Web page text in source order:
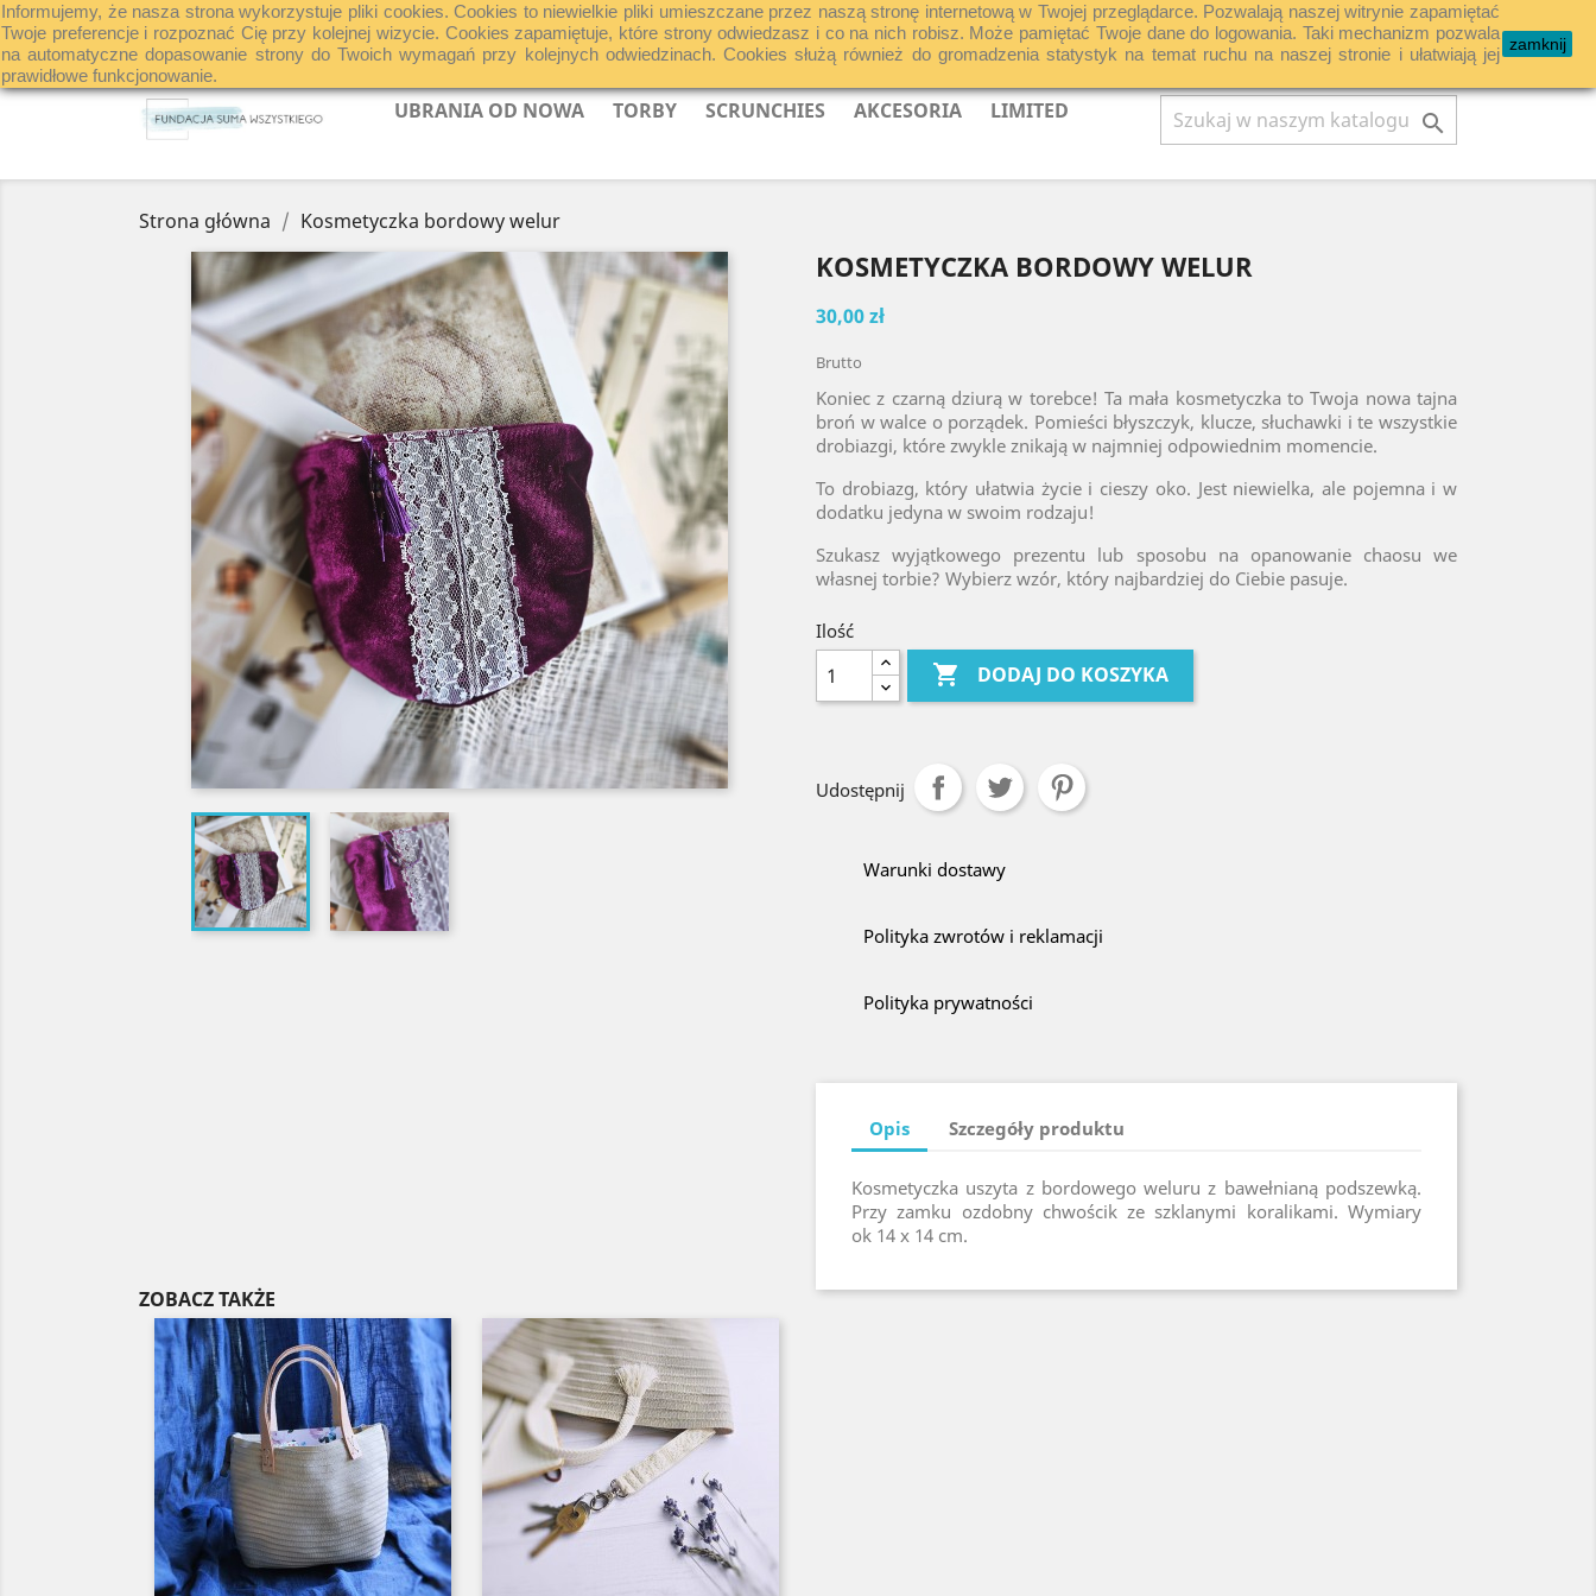
Informujemy, że nasza strona wykorzystuje pliki cookies. Cookies to niewielkie pliki umieszczane przez naszą stronę internetową w Twojej przeglądarce. Pozwalają naszej witrynie zapamiętać
Twoje preferencje i rozpoznać Cię przy kolejnej wizycie. Cookies zapamiętuje, które strony odwiedzasz i co na nich robisz. Może pamiętać Twoje dane do logowania. Taki mechanizm pozwala
na automatyczne dopasowanie strony do Twoich wymagań przy kolejnych odwiedzinach. Cookies służą również do gromadzenia statystyk na temat ruchu na naszej stronie i ułatwiają jej
prawidłowe funkcjonowanie.
zamknij
Kontakt z nami  Zaloguj się shopping_cartKoszyk(0)
UBRANIA OD NOWA TORBY SCRUNCHIES AKCESORIA LIMITED 
Strona główna Kosmetyczka bordowy welur
KOSMETYCZKA BORDOWY WELUR
30,00 zł
Brutto
Koniec z czarną dziurą w torebce! Ta mała kosmetyczka to Twoja nowa tajna
broń w walce o porządek. Pomieści błyszczyk, klucze, słuchawki i te wszystkie
drobiazgi, które zwykle znikają w najmniej odpowiednim momencie.
To drobiazg, który ułatwia życie i cieszy oko. Jest niewielka, ale pojemna i w
dodatku jedyna w swoim rodzaju!
Szukasz wyjątkowego prezentu lub sposobu na opanowanie chaosu we
własnej torbie? Wybierz wzór, który najbardziej do Ciebie pasuje.
Ilość
 DODAJ DO KOSZYKA
Udostępnij
Warunki dostawy
Polityka zwrotów i reklamacji
Polityka prywatności
Opis Szczegóły produktu
Kosmetyczka uszyta z bordowego weluru z bawełnianą podszewką.
Przy zamku ozdobny chwościk ze szklanymi koralikami. Wymiary
ok 14 x 14 cm.
ZOBACZ TAKŻE